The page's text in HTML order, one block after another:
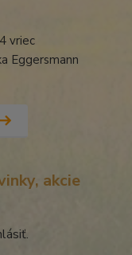
vriec
Eggersmann
akcie